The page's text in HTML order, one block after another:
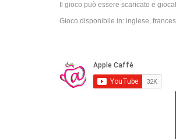
Il gioco può essere scaricato e
Gioco disponibile in: inglese,